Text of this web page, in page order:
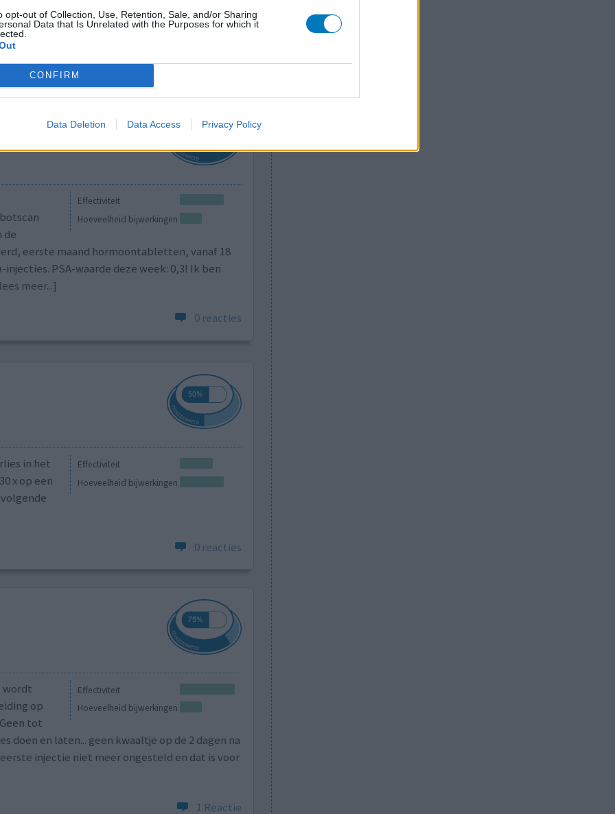
opt-out of Collection, Use, Retention, Sale, and/or Sharing
Data that Is Unrelated with the Purposes for which it
CONFIRM
Data Deletion Data Access Privacy Policy
tarwe-intolerantie dat leek op copd. De
opgelos[lees meer...]
Effectiviteit
Hoeveelheid bijwerkingen
de
eerste maand hormoontabletten, vanaf 18
PSA-waarde deze week: 0,3! Ik ben
meer...]
0 reacties
Effectiviteit
Hoeveelheid bijwerkingen
in het
x op een
0 reacties
Effectiviteit
Hoeveelheid bijwerkingen
wordt
op
tot
doen en laten... geen kwaaltje op de 2 dagen na
injectie niet meer ongesteld en dat is voor
1 Reactie